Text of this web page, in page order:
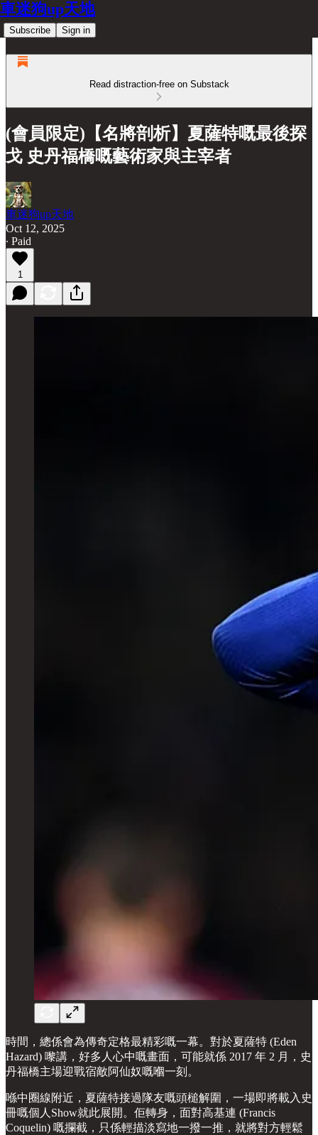
車迷狗up天地
Subscribe Sign in
Read distraction-free on Substack
(會員限定)【名將剖析】夏薩特嘅最後探
戈 史丹福橋嘅藝術家與主宰者
車迷狗up天地
Oct 12, 2025
∙ Paid
1
時間，總係會為傳奇定格最精彩嘅一幕。對於夏薩特 (Eden
Hazard) 嚟講，好多人心中嘅畫面，可能就係 2017 年 2 月，史
丹福橋主場迎戰宿敵阿仙奴嘅嗰一刻。
喺中圈線附近，夏薩特接過隊友嘅頭槌解圍，一場即將載入史
冊嘅個人Show就此展開。佢轉身，面對高基連 (Francis
Coquelin) 嘅攔截，只係輕描淡寫地一撥一推，就將對方輕鬆